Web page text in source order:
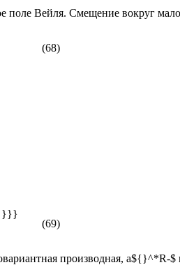
поле Вейля. Смещение вокруг
(68)
}}}
(69)
производная, а${}^*R-$